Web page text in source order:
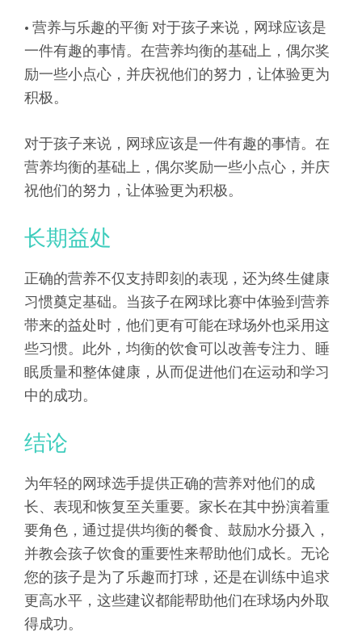
• 营养与乐趣的平衡 对于孩子来说，网球应该是
一件有趣的事情。在营养均衡的基础上，偶尔奖
励一些小点心，并庆祝他们的努力，让体验更为
积极。
对于孩子来说，网球应该是一件有趣的事情。在
营养均衡的基础上，偶尔奖励一些小点心，并庆
祝他们的努力，让体验更为积极。
长期益处
正确的营养不仅支持即刻的表现，还为终生健康
习惯奠定基础。当孩子在网球比赛中体验到营养
带来的益处时，他们更有可能在球场外也采用这
些习惯。此外，均衡的饮食可以改善专注力、睡
眠质量和整体健康，从而促进他们在运动和学习
中的成功。
结论
为年轻的网球选手提供正确的营养对他们的成
长、表现和恢复至关重要。家长在其中扮演着重
要角色，通过提供均衡的餐食、鼓励水分摄入，
并教会孩子饮食的重要性来帮助他们成长。无论
您的孩子是为了乐趣而打球，还是在训练中追求
更高水平，这些建议都能帮助他们在球场内外取
得成功。